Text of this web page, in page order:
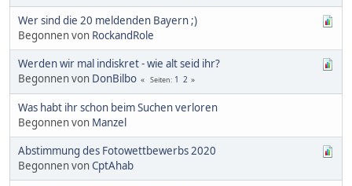
Wer sind die 20 meldenden Bayern ;)
Begonnen von RockandRole
Werden wir mal indiskret - wie alt seid ihr?
Begonnen von DonBilbo Seiten 1 2
Was habt ihr schon beim Suchen verloren
Begonnen von Manzel
Abstimmung des Fotowettbewerbs 2020
Begonnen vonCptAhab